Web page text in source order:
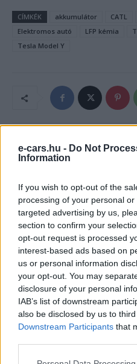
e-cars.hu - Do Not
Information
If you wish to opt-out of the
processing of your personal
targeted advertising by us,
section to confirm your
opt-out request is processed
interest-based ads based on
us or personal information
your opt-out. You may
disclosure of your personal
IAB’s list of downstream
also be disclosed by us to
Downstream Participants that
CÍMKÉK akkumulátor CATL
Elektromos autó
LFP kémia
Tesla Model Y
Főállásban Informatikus
kütyü és
KAPCSOLÓDÓ CIKKEK